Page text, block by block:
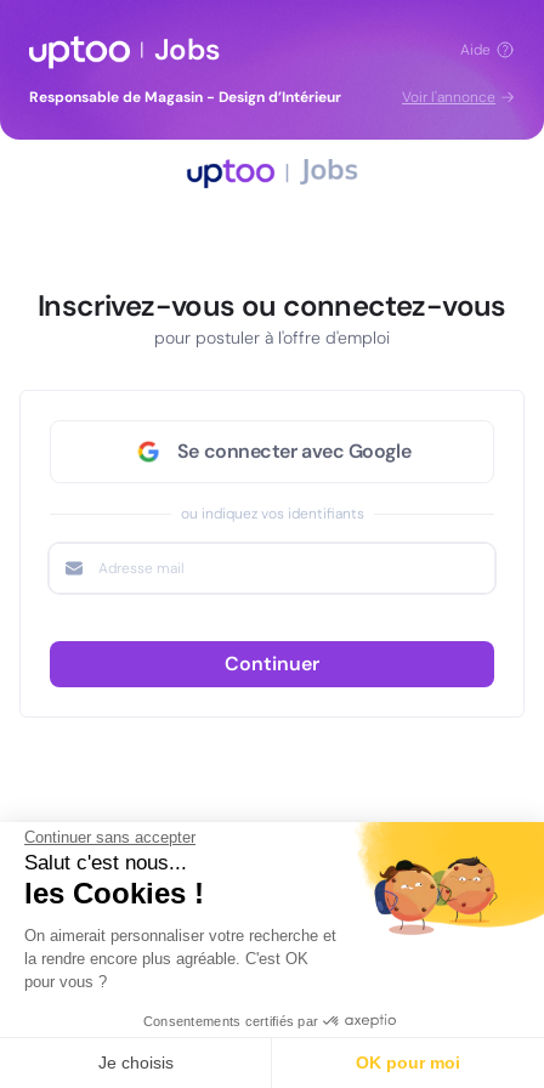
Continuer sans accepter
Salut c'est nous...
les Cookies !
On aimerait personnaliser votre recherche et
la rendre encore plus agréable. C'est OK
pour vous ?
Consentements certifiés par
Je choisis OK pour moi
| Jobs Aide
Responsable de Magasin - Design d’Intérieur Voir l'annonce
Inscrivez-vous ou connectez-vous
pour postuler à l'offre d'emploi
Se connecter avec Google
ou indiquez vos identifiants
Continuer